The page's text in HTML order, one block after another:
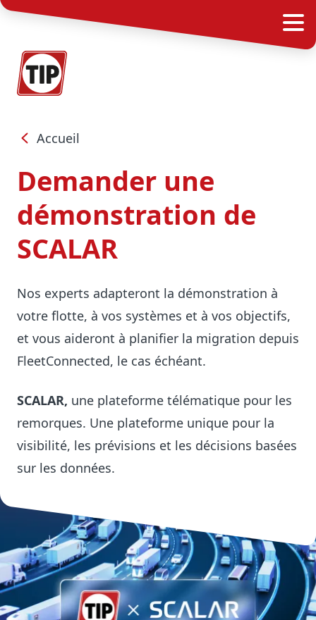
Accueil
Demander une
démonstration de
SCALAR
Nos experts adapteront la démonstration à
votre flotte, à vos systèmes et à vos objectifs,
et vous aideront à planifier la migration depuis
FleetConnected, le cas échéant.
SCALAR, une plateforme télématique pour les
remorques. Une plateforme unique pour la
visibilité, les prévisions et les décisions basées
sur les données.